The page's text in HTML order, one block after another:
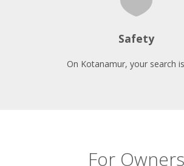
Safety
On Kotanamur, your search
For Owners